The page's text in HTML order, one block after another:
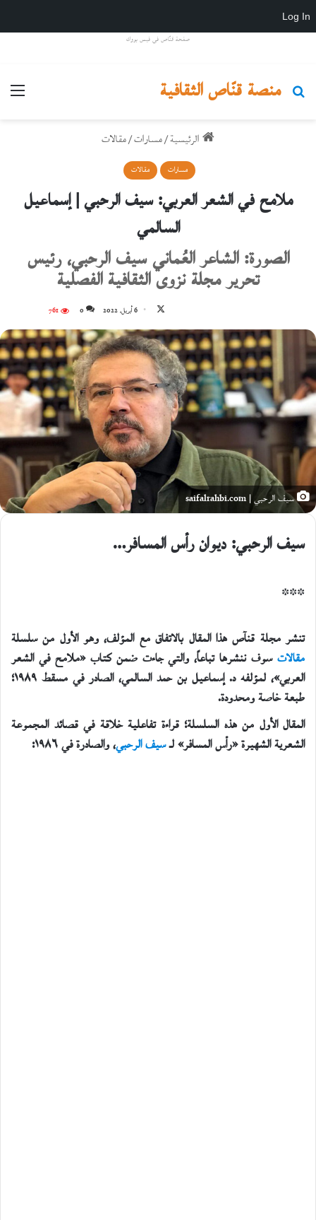
Log In
صفحة قنّاص في فيس بووك
منصة قنّاص الثقافية
بحث عن
الرئيسية/مسارات/مقالات
مسارات مقالات
ملامح في الشعر العربي: سيف الرحبي | إسماعيل
السالمي
الصورة: الشاعر العُماني سيف الرحبي، رئيس
تحرير مجلة نزوى الثقافية الفصلية
على
X
6 أبريل، 2022 0
761
سيف الرحبي | saifalrahbi.com
سيف الرحبي: ديوان رأس المسافر…
***
تنشر مجلة قنآص هذا المقال بالاتفاق مع المؤلف، وهو الأول من سلسلة
مقالاتسوف ننشرها تباعاً، والتي جاءت ضمن كتاب «ملامح في الشعر
العربي»، لمؤلفه د. إسماعيل بن حمد السالمي، الصادر في مسقط ١٩٨٩؛
طبعة خاصة ومحدودة.
المقال الأول من هذه السلسلة؛ قراءة تفاعلية خلاقة في قصائد المجموعة
الشعرية الشهيرة «رأس المسافر» لـسيف الرحبي، والصادرة في ١٩٨٦: